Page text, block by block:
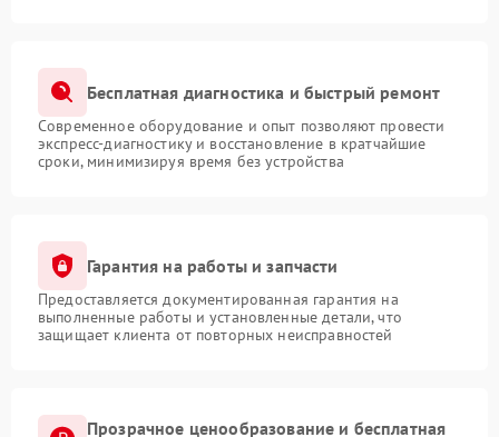
Бесплатная диагностика и быстрый ремонт
Современное оборудование и опыт позволяют провести
экспресс-диагностику и восстановление в кратчайшие
сроки, минимизируя время без устройства
Гарантия на работы и запчасти
Предоставляется документированная гарантия на
выполненные работы и установленные детали, что
защищает клиента от повторных неисправностей
Прозрачное ценообразование и бесплатная